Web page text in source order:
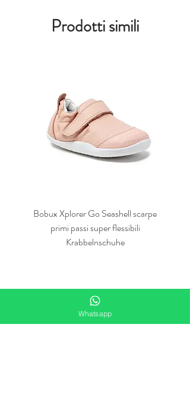
Prodotti simili
Bobux Xplorer Go Seashell scarpe
primi passi super flessibili
Krabbelnschuhe
Whatsapp